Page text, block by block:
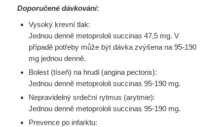
Doporučené dávkování:
Vysoký krevní tlak:
Jednou denně metoprololi succinas 47,5 mg. V
případě potřeby může být dávka zvýšena na 95-190
mg jednou denně.
Bolest (tíseň) na hrudi (angina pectoris):
Jednou denně metoprololi succinas 95-190 mg.
Nepravidelný srdeční rytmus (arytmie):
Jednou denně metoprololi succinas 95-190 mg.
Prevence po infarktu: